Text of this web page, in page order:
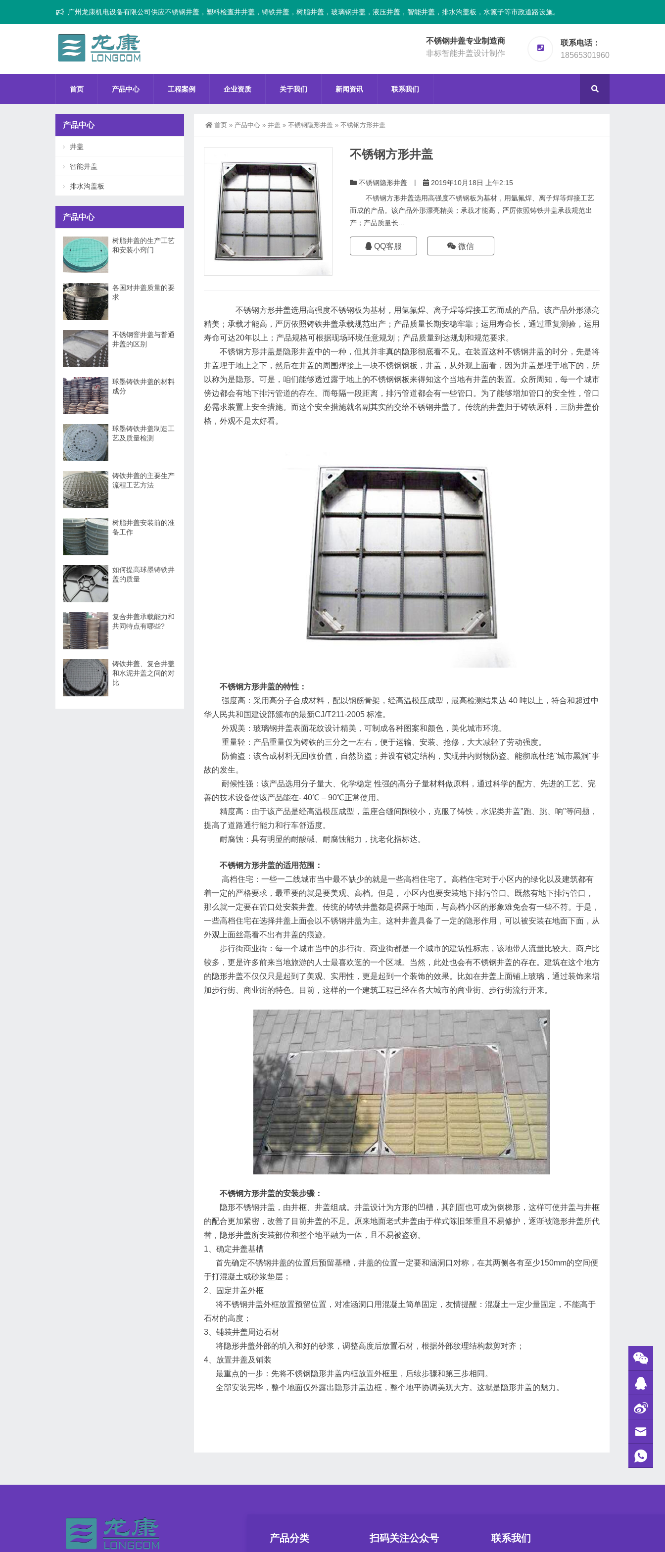
广州龙康机电设备有限公司供应不锈钢井盖，塑料检查井井盖，铸铁井盖，树脂井盖，玻璃钢井盖，液压井盖，智能井盖，排水沟盖板，水篦子等市政道路设施。
不锈钢井盖专业制造商
非标智能井盖设计制作
联系电话：
18565301960
首页 产品中心 工程案例 企业资质 关于我们 新闻资讯 联系我们
首页 » 产品中心 » 井盖 » 不锈钢隐形井盖 » 不锈钢方形井盖
不锈钢方形井盖
不锈钢隐形井盖 |
2019年10月18日 上午2:15
不锈钢方形井盖选用高强度不锈钢板为基材，用氩氟焊、离子焊等焊接工艺
而成的产品。该产品外形漂亮精美；承载才能高，严厉依照铸铁井盖承载规范出
产；产品质量长...
QQ客服 微信
不锈钢方形井盖选用高强度不锈钢板为基材，用氩氟焊、离子焊等焊接工艺而成的产品。该产品外形漂亮
精美；承载才能高，严厉依照铸铁井盖承载规范出产；产品质量长期安稳牢靠；运用寿命长，通过重复测验，运用
寿命可达20年以上；产品规格可根据现场环境任意规划；产品质量到达规划和规范要求。
不锈钢方形井盖是隐形井盖中的一种，但其并非真的隐形彻底看不见。在装置这种不锈钢井盖的时分，先是将
井盖埋于地上之下，然后在井盖的周围焊接上一块不锈钢钢板，井盖，从外观上面看，因为井盖是埋于地下的，所
以称为是隐形。可是，咱们能够透过露于地上的不锈钢钢板来得知这个当地有井盖的装置。众所周知，每一个城市
傍边都会有地下排污管道的存在。而每隔一段距离，排污管道都会有一些管口。为了能够增加管口的安全性，管口
必需求装置上安全措施。而这个安全措施就名副其实的交给不锈钢井盖了。传统的井盖归于铸铁原料，三防井盖价
格，外观不是太好看。
不锈钢方形井盖的特性：
强度高：采用高分子合成材料，配以钢筋骨架，经高温模压成型，最高检测结果达 40 吨以上，符合和超过中
华人民共和国建设部颁布的最新CJ/T211-2005 标准。
外观美：玻璃钢井盖表面花纹设计精美，可制成各种图案和颜色，美化城市环境。
重量轻：产品重量仅为铸铁的三分之一左右，便于运输、安装、抢修，大大减轻了劳动强度。
防偷盗：该合成材料无回收价值，自然防盗；并设有锁定结构，实现井内财物防盗。能彻底杜绝"城市黑洞"事
故的发生。
耐候性强：该产品选用分子量大、化学稳定 性强的高分子量材料做原料，通过科学的配方、先进的工艺、完
善的技术设备使该产品能在- 40℃ – 90℃正常使用。
精度高：由于该产品是经高温模压成型，盖座合缝间隙较小，克服了铸铁，水泥类井盖"跑、跳、响"等问题，
提高了道路通行能力和行车舒适度。
耐腐蚀：具有明显的耐酸碱、耐腐蚀能力，抗老化指标达。
不锈钢方形井盖的适用范围：
高档住宅：一些一二线城市当中最不缺少的就是一些高档住宅了。高档住宅对于小区内的绿化以及建筑都有
着一定的严格要求，最重要的就是要美观、高档。但是， 小区内也要安装地下排污管口。既然有地下排污管口，
那么就一定要在管口处安装井盖。传统的铸铁井盖都是裸露于地面，与高档小区的形象难免会有一些不符。于是，
一些高档住宅在选择井盖上面会以不锈钢井盖为主。这种井盖具备了一定的隐形作用，可以被安装在地面下面，从
外观上面丝毫看不出有井盖的痕迹。
步行街商业街：每一个城市当中的步行街、商业街都是一个城市的建筑性标志，该地带人流量比较大、商户比
较多，更是许多前来当地旅游的人士最喜欢逛的一个区域。当然，此处也会有不锈钢井盖的存在。建筑在这个地方
的隐形井盖不仅仅只是起到了美观、实用性，更是起到一个装饰的效果。比如在井盖上面铺上玻璃，通过装饰来增
加步行街、商业街的特色。目前，这样的一个建筑工程已经在各大城市的商业街、步行街流行开来。
不锈钢方形井盖的安装步骤：
隐形不锈钢井盖，由井框、井盖组成。井盖设计为方形的凹槽，其剖面也可成为倒梯形，这样可使井盖与井框
的配合更加紧密，改善了目前井盖的不足。原来地面老式井盖由于样式陈旧笨重且不易修护，逐渐被隐形井盖所代
替，隐形井盖所安装部位和整个地平融为一体，且不易被盗窃。
1、确定井盖基槽
首先确定不锈钢井盖的位置后预留基槽，井盖的位置一定要和涵洞口对称，在其两侧各有至少150mm的空间便
于打混凝土或砂浆垫层；
2、固定井盖外框
将不锈钢井盖外框放置预留位置，对准涵洞口用混凝土简单固定，友情提醒：混凝土一定少量固定，不能高于
石材的高度；
3、铺装井盖周边石材
将隐形井盖外部的填入和好的砂浆，调整高度后放置石材，根据外部纹理结构裁剪对齐；
4、放置井盖及铺装
最重点的一步：先将不锈钢隐形井盖内框放置外框里，后续步骤和第三步相同。
全部安装完毕，整个地面仅外露出隐形井盖边框，整个地平协调美观大方。这就是隐形井盖的魅力。
产品中心
井盖
智能井盖
排水沟盖板
产品中心
树脂井盖的生产工艺
和安装小窍门
各国对井盖质量的要
求
不锈钢窨井盖与普通
井盖的区别
球墨铸铁井盖的材料
成分
球墨铸铁井盖制造工
艺及质量检测
铸铁井盖的主要生产
流程工艺方法
树脂井盖安装前的准
备工作
如何提高球墨铸铁井
盖的质量
复合井盖承载能力和
共同特点有哪些?
铸铁井盖、复合井盖
和水泥井盖之间的对
比
产品分类 扫码关注公众号 联系我们